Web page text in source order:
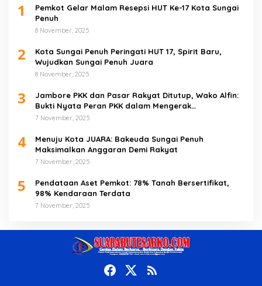
1
Pemkot Gelar Malam Resepsi HUT Ke-17 Kota Sungai
Penuh
8 November, 2025
2
Kota Sungai Penuh Peringati HUT 17, Spirit Baru,
Wujudkan Sungai Penuh Juara
8 November, 2025
3
Jambore PKK dan Pasar Rakyat Ditutup, Wako Alfin:
Bukti Nyata Peran PKK dalam Mengerak
Perekonomian Masyarakat
7 November, 2025
4
Menuju Kota JUARA: Bakeuda Sungai Penuh
Maksimalkan Anggaran Demi Rakyat
7 November, 2025
5
Pendataan Aset Pemkot: 78% Tanah Bersertifikat,
98% Kendaraan Terdata
7 November, 2025